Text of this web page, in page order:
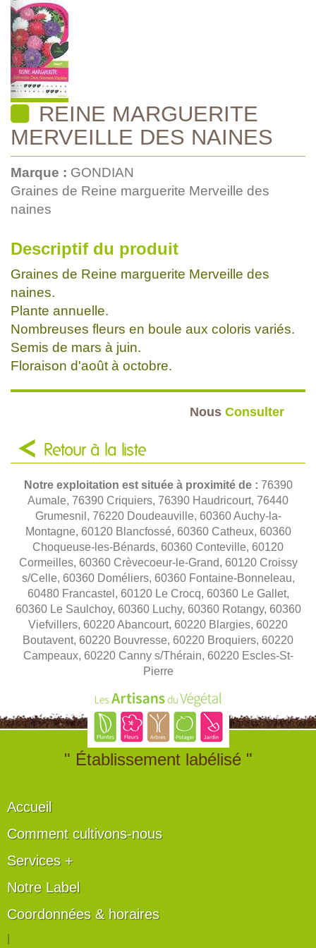
REINE MARGUERITE
MERVEILLE DES NAINES
Marque : GONDIAN
Graines de Reine marguerite Merveille des
naines
Descriptif du produit
Graines de Reine marguerite Merveille des
naines.
Plante annuelle.
Nombreuses fleurs en boule aux coloris variés.
Semis de mars à juin.
Floraison d'août à octobre.
Nous Consulter
Retour à la liste
Notre exploitation est située à proximité de : 76390
Aumale, 76390 Criquiers, 76390 Haudricourt, 76440
Grumesnil, 76220 Doudeauville, 60360 Auchy-la-
Montagne, 60120 Blancfossé, 60360 Catheux, 60360
Choqueuse-les-Bénards, 60360 Conteville, 60120
Cormeilles, 60360 Crèvecoeur-le-Grand, 60120 Croissy
s/Celle, 60360 Doméliers, 60360 Fontaine-Bonneleau,
60480 Francastel, 60120 Le Crocq, 60360 Le Gallet,
60360 Le Saulchoy, 60360 Luchy, 60360 Rotangy, 60360
Viefvillers, 60220 Abancourt, 60220 Blargies, 60220
Boutavent, 60220 Bouvresse, 60220 Broquiers, 60220
Campeaux, 60220 Canny s/Thérain, 60220 Escles-St-
Pierre
" Établissement labélisé "
Accueil
Comment cultivons-nous
Services +
Notre Label
Coordonnées & horaires